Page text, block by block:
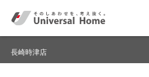
長崎時津店